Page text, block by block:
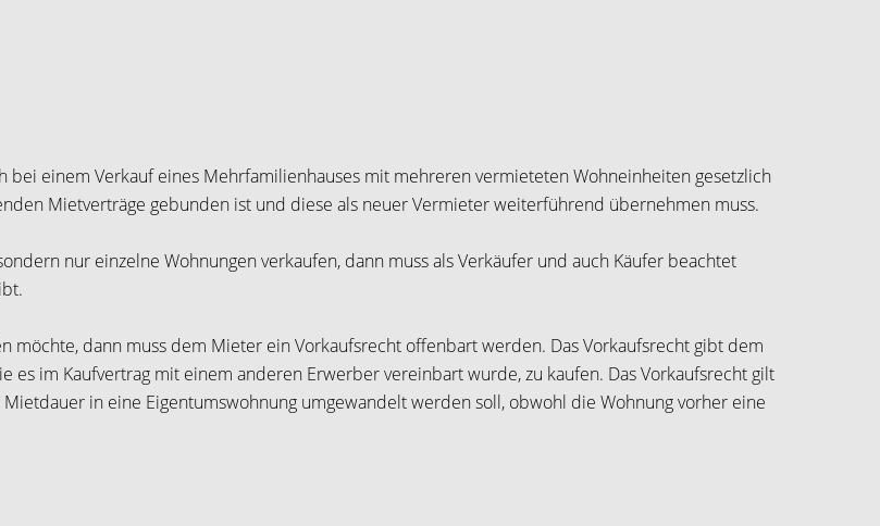
bei einem Verkauf eines Mehrfamilienhauses mit mehreren vermieteten Wohneinheiten gesetzlich
Mietverträge gebunden ist und diese als neuer Vermieter weiterführend übernehmen muss.
nur einzelne Wohnungen verkaufen, dann muss als Verkäufer und auch Käufer beachtet
möchte, dann muss dem Mieter ein Vorkaufsrecht offenbart werden. Das Vorkaufsrecht gibt dem
es im Kaufvertrag mit einem anderen Erwerber vereinbart wurde, zu kaufen. Das Vorkaufsrecht gilt
in eine Eigentumswohnung umgewandelt werden soll, obwohl die Wohnung vorher eine